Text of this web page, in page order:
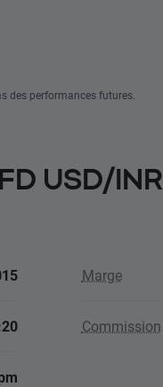
des performances futures.
USD/INR
Marge
Commission